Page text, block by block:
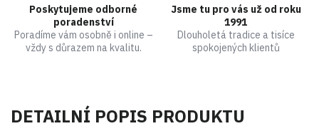
Poskytujeme odborné
poradenství
Poradíme vám osobně i online –
vždy s důrazem na kvalitu.
Jsme tu pro vás už od roku
1991
Dlouholetá tradice a tisíce
spokojených klientů
DETAILNÍ POPIS PRODUKTU